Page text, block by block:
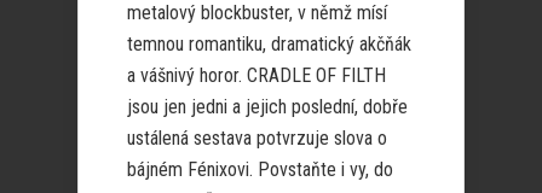
metalový blockbuster, v němž mísí
temnou romantiku, dramatický akčňák
a vášnivý horor. CRADLE OF FILTH
jsou jen jedni a jejich poslední, dobře
ustálená sestava potvrzuje slova o
bájném Fénixovi. Povstaňte i vy, do